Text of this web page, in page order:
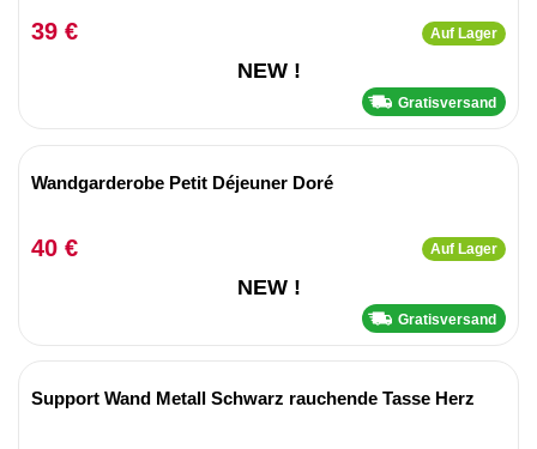
39 € Auf Lager
NEW !
Gratisversand
Wandgarderobe Petit Déjeuner Doré
40 € Auf Lager
NEW !
Gratisversand
Support Wand Metall Schwarz rauchende Tasse Herz